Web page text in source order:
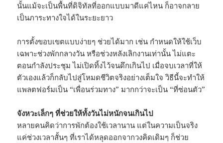
นั้นแม้จะเป็นพื้นที่ดิจิทัลที่ออกแบบมาดีแค่ไหน ก็อาจกลาย
เป็นภาระทางใจได้ในระยะยาว
การตั้งขอบเขตแบบง่ายๆ ช่วยได้มาก เช่น กำหนดให้ใช้เว็บ
เฉพาะช่วงพักกลางวัน หรือช่วงหลังเลิกงานเท่านั้น ไม่แตะ
ตอนกำลังประชุม ไม่เปิดทิ้งไว้จนดึกเกินไป เมื่อจบเวลาที่ให้
ตัวเองแล้วก็กลับไปสู่โหมดชีวิตจริงอย่างเต็มใจ วิธีนี้จะทำให้
แพลตฟอร์มเป็น “เพื่อนร่วมทาง” มากกว่าจะเป็น “ที่ซ่อนตัว”
จังหวะเล็กๆ ที่ช่วยให้ทั้งวันไม่หนักจนเกินไป
หลายคนคิดว่าการพักต้องใช้เวลานาน แต่ในความเป็นจริง
แค่ช่วงเวลาสั้นๆ ที่เราได้หลุดออกจากวงคิดเดิมๆ ก็ช่วย